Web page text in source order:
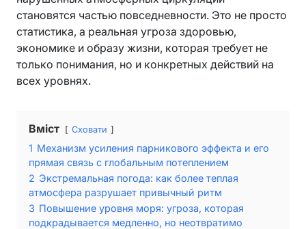
становятся частью повседневности. Это не просто
статистика, а реальная угроза здоровью,
экономике и образу жизни, которая требует не
только понимания, но и конкретных действий на
всех уровнях.
Вміст Сховати
1 Механизм усиления парникового эффекта и его
прямая связь с глобальным потеплением
2 Экстремальная погода: как более теплая
атмосфера разрушает привычный ритм
3 Повышение уровня моря: угроза, которая
подкрадывается медленно, но неотвратимо